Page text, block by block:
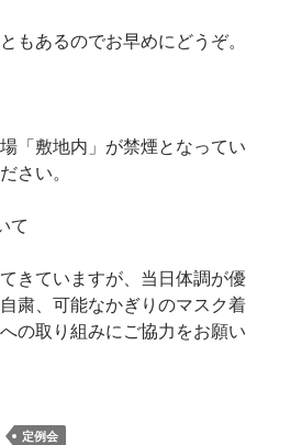
もあるのでお早めにどうぞ。
「敷地内」が禁煙となってい
さい。
て
きていますが、当日体調が優
粛、可能なかぎりのマスク着
の取り組みにご協力をお願い
定例会